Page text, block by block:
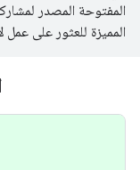
المفتوحة المصدر
المميزة للعثور على عمل